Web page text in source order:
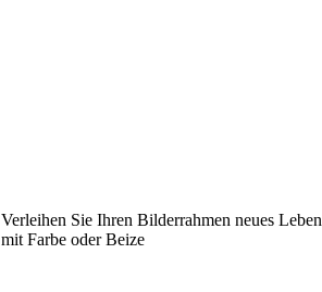
Verleihen Sie Ihren Bilderrahmen neues Leben
mit Farbe oder Beize